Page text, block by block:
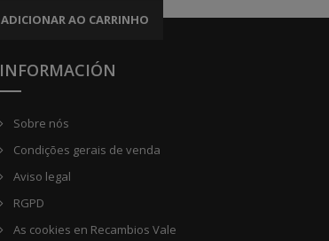
ADICIONAR AO CARRINHO
INFORMACIÓN
Sobre nós
Condições gerais de venda
Aviso legal
RGPD
As cookies en Recambios Vale